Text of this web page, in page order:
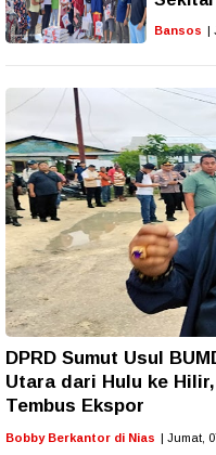
Bansos |
DPRD Sumut Usul
Utara dari Hulu ke
Tembus Ekspor
Bobby Berkantor di Nias | Jumat,